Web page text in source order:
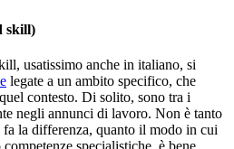
skill)
usatissimo anche in italiano, si
legate a un ambito specifico, che
contesto. Di solito, sono tra i
negli annunci di lavoro. Non è tanto
la differenza, quanto il modo in cui